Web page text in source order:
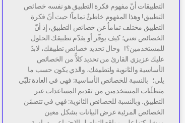
التطبيقات أنّ مفهوم فكرة التطبيق هو نفسه خصائص
التطبيق! وهذا المفهوم خاطئٌ تماماً! حيث أنّ فكرة
التطبيق مختلف تماماُ عن خصائص التطبيق، إذ أنّ
الخصائص تعني؛ كيف يوفّر أو يقدّم تطبيقك الحلول
للمستخدمين؟! وحال تحديد خصائص تطبيقك، لابدّ
عليك عزيزي القارئ من تحديد كلاًّ من الخصائص
الأساسية والثانوية ولتطبيقك، والذي يكون حسب ما
يلي؛ بالنسبة للخصائص الأساسية: فهي في العادة تلبّي
متطلّبات المستخدمين من تقديم المساعدات عبر
التطبيق. وبالنسبة للخصائص الثانوية: فهي في تتضمّن
الخصائص المرئية عرض البيانات بشكل معين